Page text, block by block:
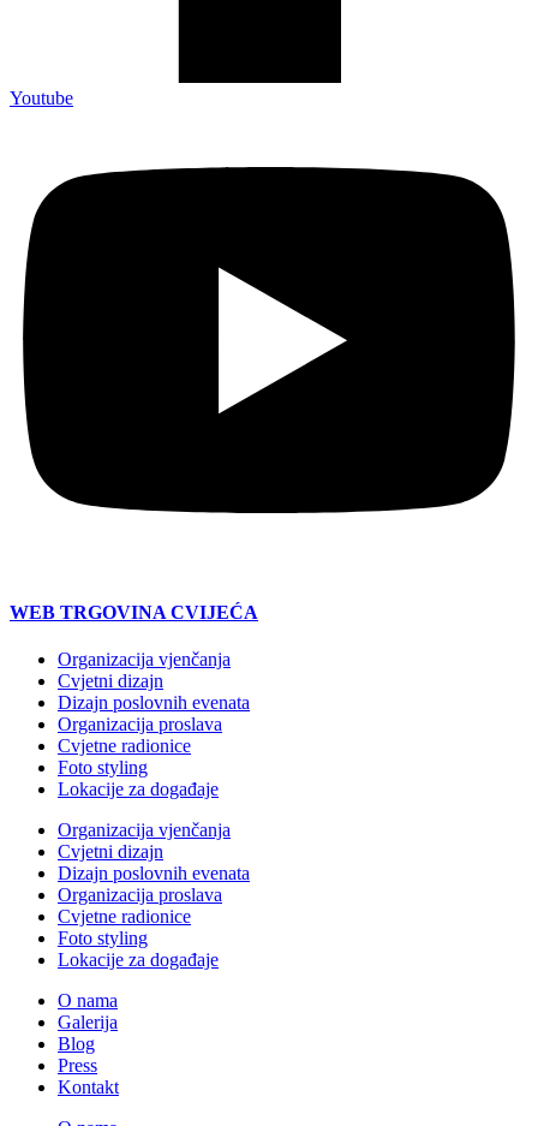
Youtube
WEB TRGOVINA CVIJEĆA
Organizacija vjenčanja
Cvjetni dizajn
Dizajn poslovnih evenata
Organizacija proslava
Cvjetne radionice
Foto styling
Lokacije za događaje
Organizacija vjenčanja
Cvjetni dizajn
Dizajn poslovnih evenata
Organizacija proslava
Cvjetne radionice
Foto styling
Lokacije za događaje
O nama
Galerija
Blog
Press
Kontakt